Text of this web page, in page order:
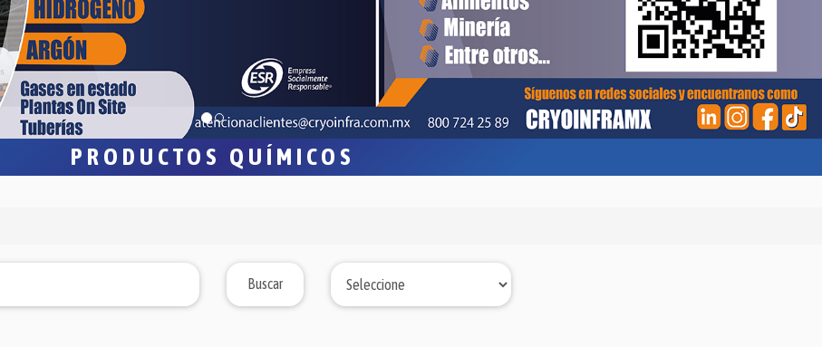
PRODUCTOS QUÍMICOS